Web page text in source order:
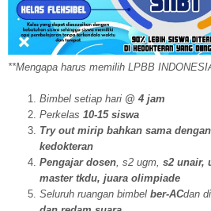
**Mengapa harus memilih LPBB
Bimbel setiap hari @ 4 jam
Perkelas 10-15 siswa
Try out mirip bahkan sama
kedokteran
Pengajar dosen , s2 ugm, s2 unair,
master tkdu, juara olimpiade
Seluruh ruangan bimbel ber-ACdan